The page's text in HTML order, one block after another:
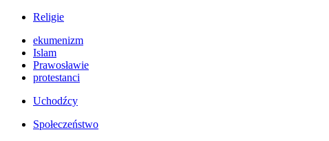
Religie
ekumenizm
Islam
Prawosławie
protestanci
Uchodźcy
Społeczeństwo